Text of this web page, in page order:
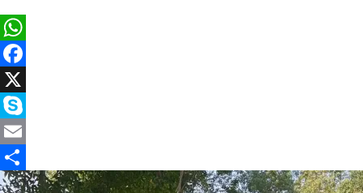
WhatsApp
Facebook
X
Skype
Email
Partajează